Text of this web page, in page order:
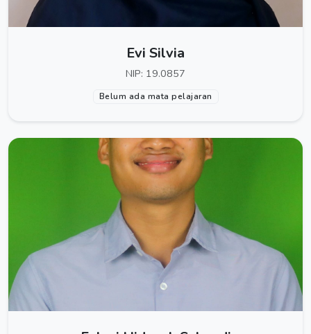
Evi Silvia
NIP: 19.0857
Belum ada mata pelajaran